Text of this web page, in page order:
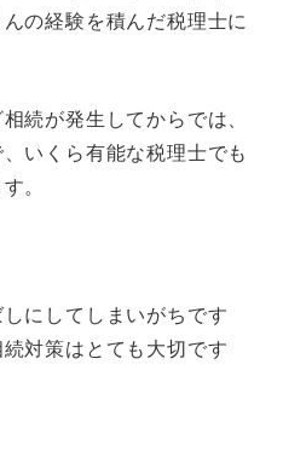
の経験を積んだ税理士に
続が発生してからでは、
いくら有能な税理士でも
。
にしてしまいがちです
対策はとても大切です